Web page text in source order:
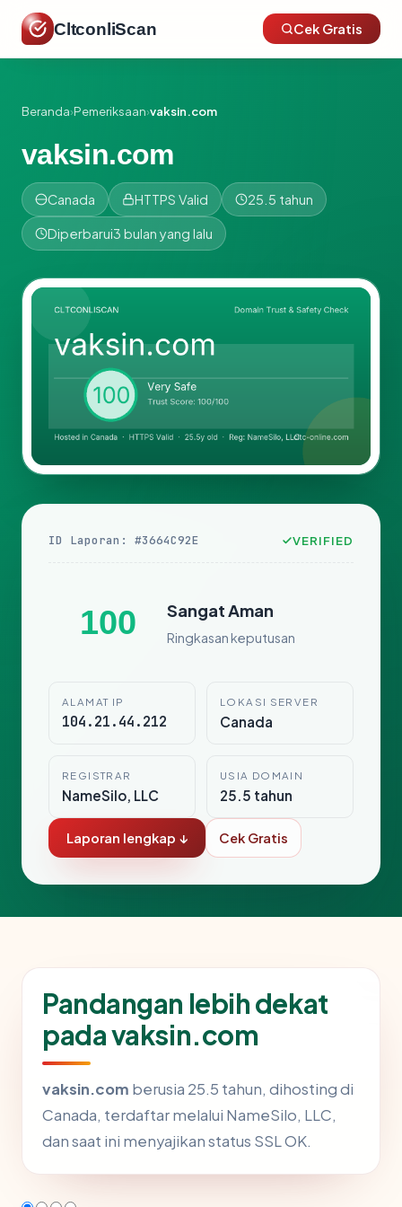
CltconliScan Cek Gratis
Beranda›Pemeriksaan›vaksin.com
vaksin.com
Canada HTTPS Valid 25.5 tahun
Diperbarui3 bulan yang lalu
ID Laporan: #3664C92E VERIFIED
100 Sangat Aman
Ringkasan keputusan
ALAMAT IP
104.21.44.212
LOKASI SERVER
Canada
REGISTRAR
NameSilo, LLC
USIA DOMAIN
25.5 tahun
Laporan lengkap ↓ Cek Gratis
Pandangan lebih dekat
pada vaksin.com
vaksin.com berusia 25.5 tahun, dihosting di
Canada, terdaftar melalui NameSilo, LLC,
dan saat ini menyajikan status SSL OK.